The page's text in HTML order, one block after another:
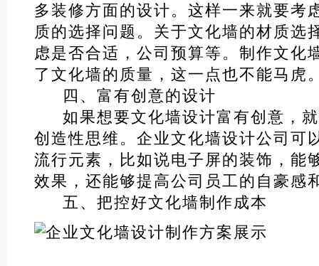
多装修方面的设计。这样一来就要考
质的选择问题。关于文化墙的材质选
虑是否合适，公司预算等。制作文化
了文化墙的质量，这一点也不能马虎
四、富有创意的设计
如果想要文化墙设计富有创意，就
创造性思维。企业文化墙设计公司可
流行元素，比如说电子屏的装饰，能
效果，还能够提高公司员工的自豪感
五、把控好文化墙制作成本